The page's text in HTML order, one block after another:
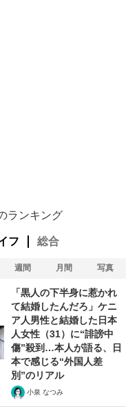
ランキング
フ 総合
週間 月間 写真
「黒人の下半身に惹かれ
て結婚したんだろ」ケニ
ア人男性と結婚した日本
人女性（31）に“誹謗中
傷”殺到…本人が語る、日
本で感じる“外国人差
別”のリアル
小泉 なつみ